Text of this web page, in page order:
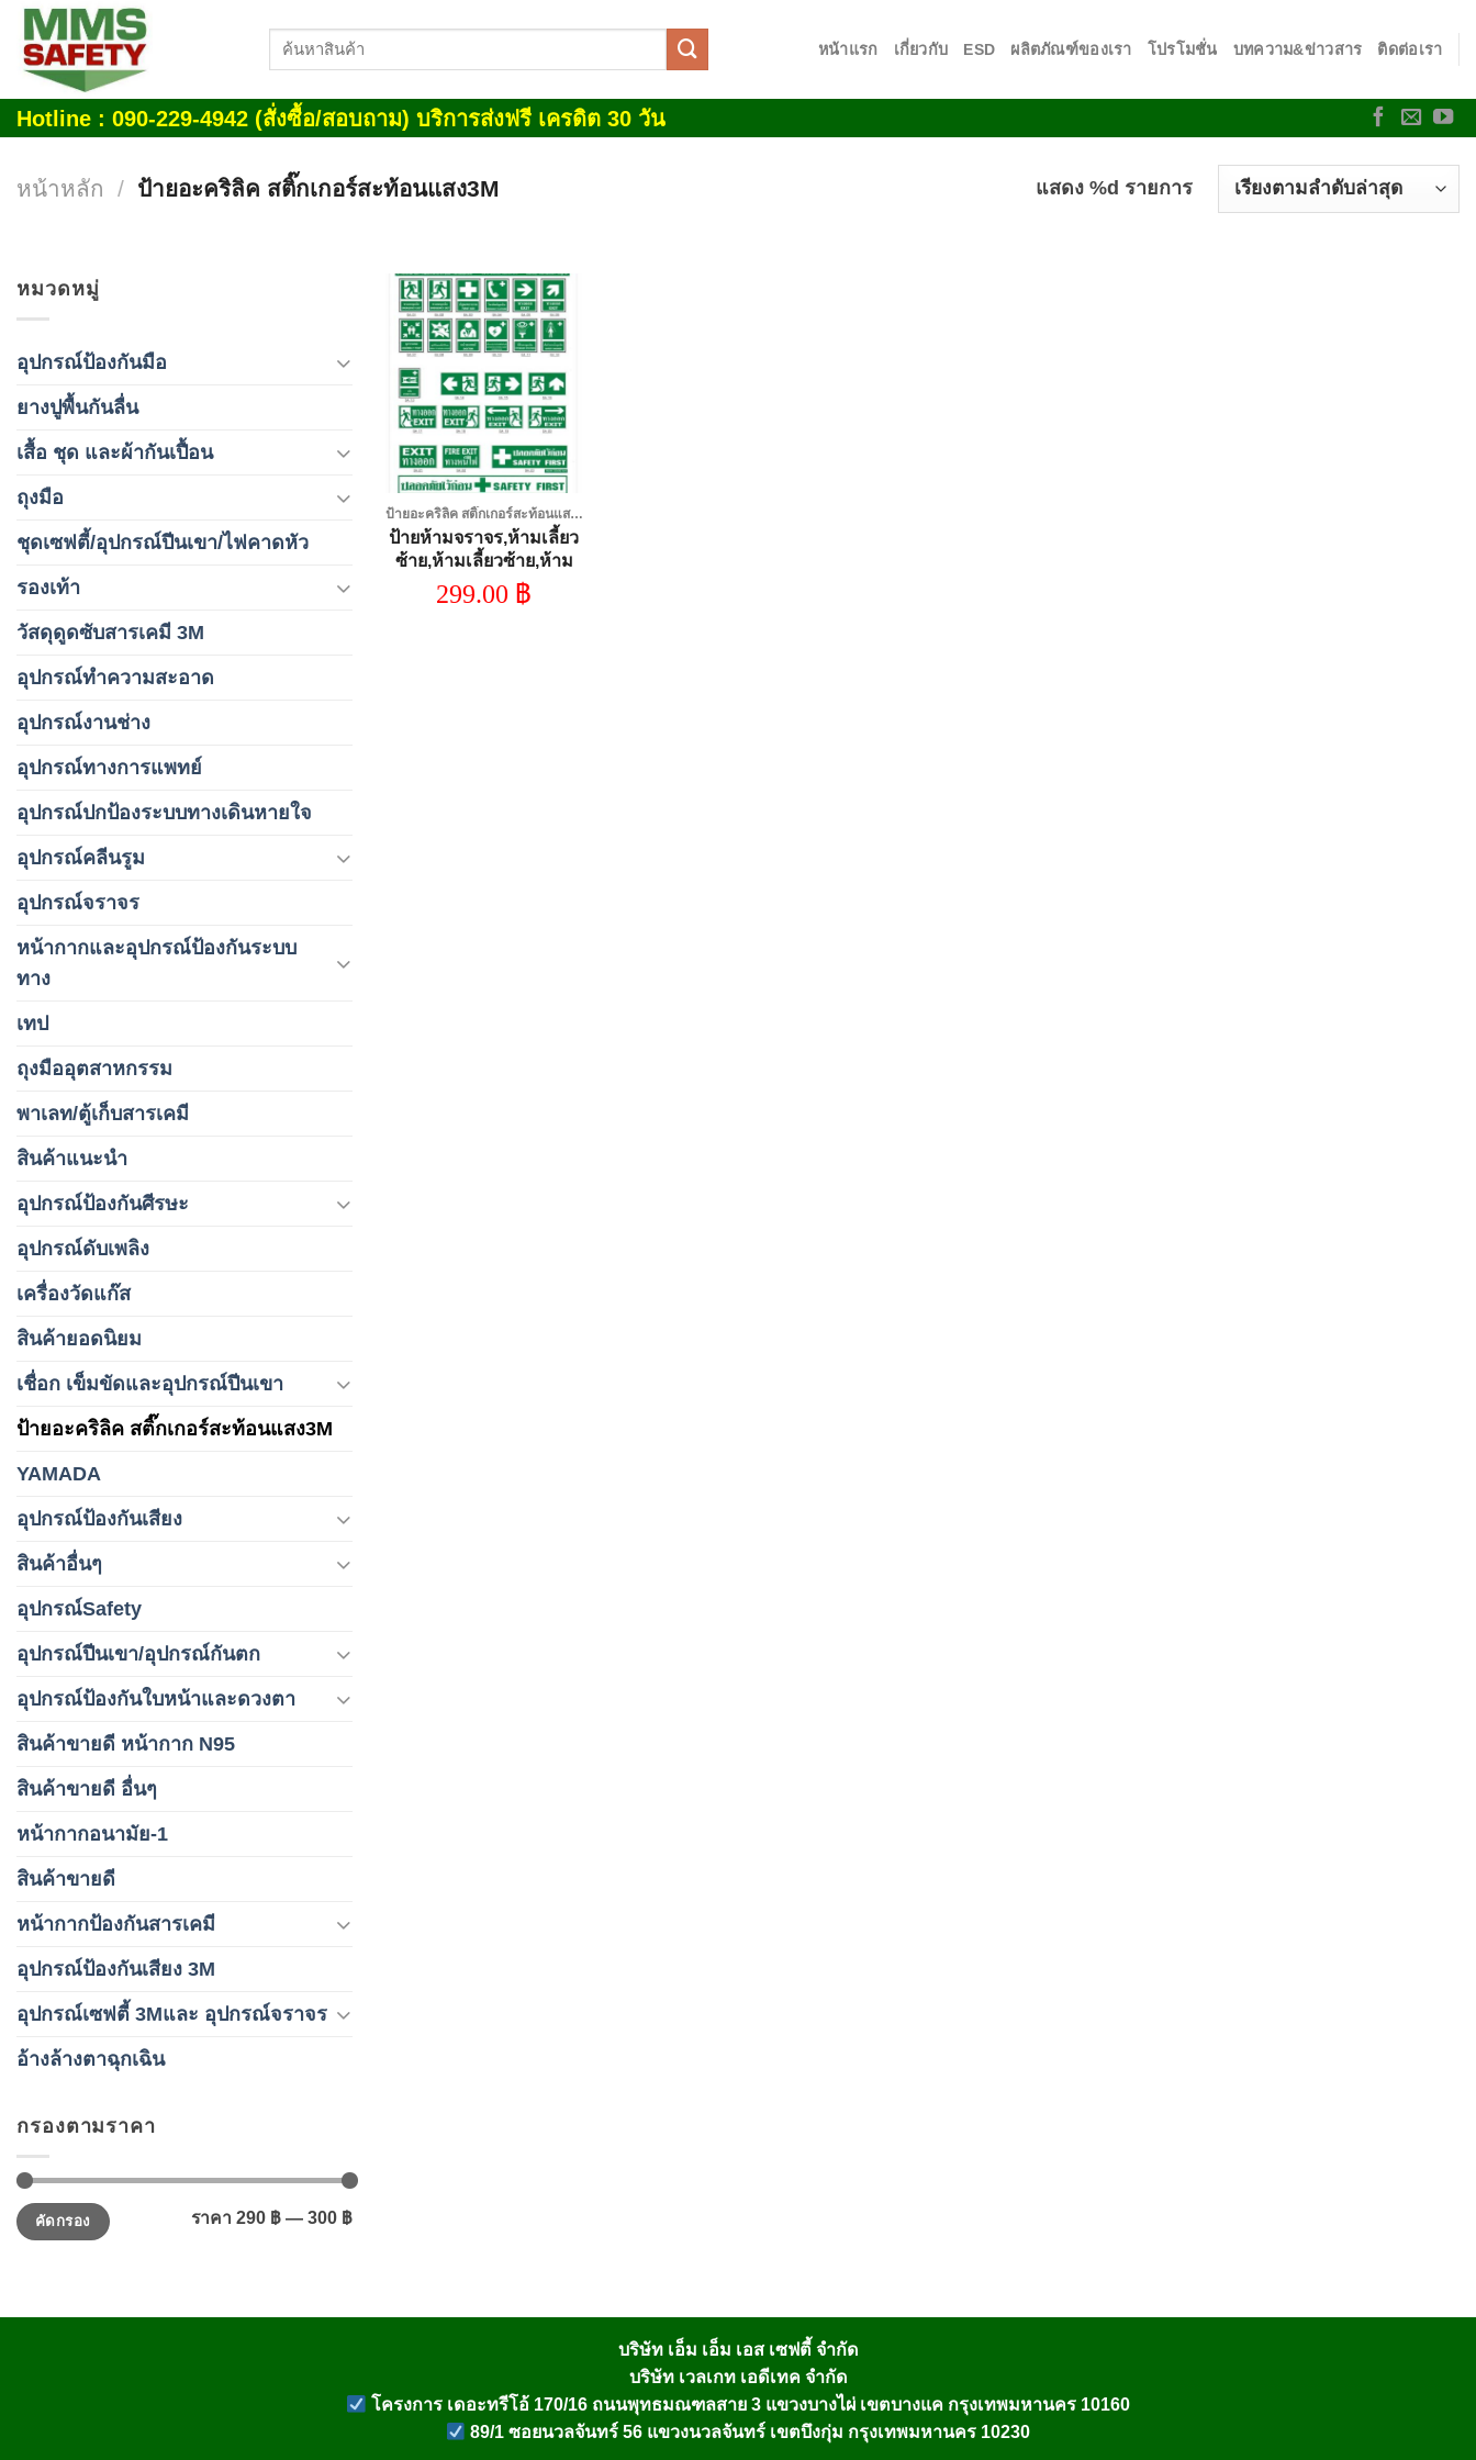
Skip
content
ค้นหา:
หน้าแรก เกี่ยวกับ ESD ผลิตภัณฑ์ของเรา โปรโมชั่น บทความ&ข่าวสาร ติดต่อเรา
Hotline : 090-229-4942 (สั่งซื้อ/สอบถาม) บริการส่งฟรี เครดิต 30 วัน
หน้าหลัก / ป้ายอะคริลิค สติ๊กเกอร์สะท้อนแสง3M แสดง %d รายการ
หมวดหมู่
อุปกรณ์ป้องกันมือ
ยางปูพื้นกันลื่น
เสื้อ ชุด และผ้ากันเปื้อน
ถุงมือ
ชุดเซฟตี้/อุปกรณ์ปีนเขา/ไฟคาดหัว
รองเท้า
วัสดุดูดซับสารเคมี 3M
อุปกรณ์ทำความสะอาด
อุปกรณ์งานช่าง
อุปกรณ์ทางการแพทย์
อุปกรณ์ปกป้องระบบทางเดินหายใจ
อุปกรณ์คลีนรูม
อุปกรณ์จราจร
หน้ากากและอุปกรณ์ป้องกันระบบ
ทาง
เทป
ถุงมืออุตสาหกรรม
พาเลท/ตู้เก็บสารเคมี
สินค้าแนะนำ
อุปกรณ์ป้องกันศีรษะ
อุปกรณ์ดับเพลิง
เครื่องวัดแก๊ส
สินค้ายอดนิยม
เชื่อก เข็มขัดและอุปกรณ์ปีนเขา
ป้ายอะคริลิค สติ๊กเกอร์สะท้อนแสง3M
YAMADA
อุปกรณ์ป้องกันเสียง
สินค้าอื่นๆ
อุปกรณ์Safety
อุปกรณ์ปีนเขา/อุปกรณ์กันตก
อุปกรณ์ป้องกันใบหน้าและดวงตา
สินค้าขายดี หน้ากาก N95
สินค้าขายดี อื่นๆ
หน้ากากอนามัย-1
สินค้าขายดี
หน้ากากป้องกันสารเคมี
อุปกรณ์ป้องกันเสียง 3M
อุปกรณ์เซฟตี้ 3Mและ อุปกรณ์จราจร
อ้างล้างตาฉุกเฉิน
กรองตามราคา
ราคา
ต่ำ
สุด
ราคา
สูงสุดคัดกรอง ราคา 290 ฿ — 300 ฿
Add to
wishlist
ป้ายอะคริลิค สติ๊กเกอร์สะท้อนแสง3M
ป้ายห้ามจราจร,ห้ามเลี้ยว
ซ้าย,ห้ามเลี้ยวซ้าย,ห้าม
กลับรถ,ทางตัน,ห้ามตรง
ไป,ห้ามกลับรถ,3M ทน
299.00 ฿
บริษัท เอ็ม เอ็ม เอส เซฟตี้ จำกัด
บริษัท เวลเกท เอดีเทค จำกัด
โครงการ เดอะทรีโอ้ 170/16 ถนนพุทธมณฑลสาย 3 แขวงบางไผ่ เขตบางแค กรุงเทพมหานคร 10160
89/1 ซอยนวลจันทร์ 56 แขวงนวลจันทร์ เขตบึงกุ่ม กรุงเทพมหานคร 10230